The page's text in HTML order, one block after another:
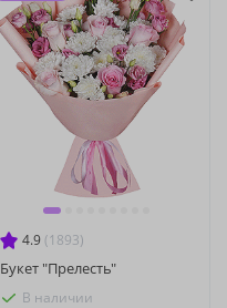
4.9 (1893)
Букет "Прелесть"
В наличии